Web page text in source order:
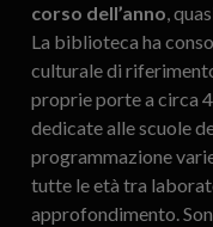
corso dell’anno,
La biblioteca ha
culturale di
proprie porte a circa
dedicate alle scuole
programmazione
tutte le età tra
approfondimento.